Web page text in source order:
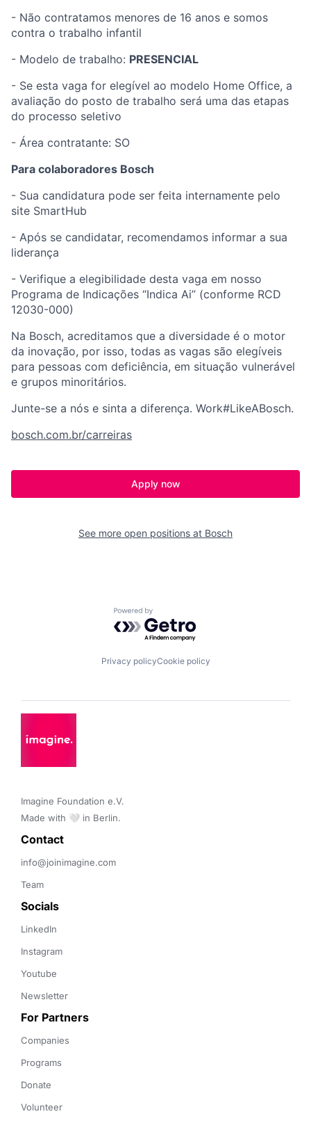
- Não contratamos menores de 16 anos e somos
contra o trabalho infantil​
- Modelo de trabalho: PRESENCIAL
- Se esta vaga for elegível ao modelo Home Office, a
avaliação do posto de trabalho será uma das etapas
do processo seletivo​
- Área contratante: SO
Para colaboradores Bosch
- Sua candidatura pode ser feita internamente pelo
site SmartHub​
- Após se candidatar, recomendamos informar a sua
liderança​
- Verifique a elegibilidade desta vaga em nosso
Programa de Indicações “Indica Ai” (conforme RCD
12030-000)​
​Na Bosch, acreditamos que a diversidade é o motor
da inovação, por isso, todas as vagas são elegíveis
para pessoas com deficiência, em situação vulnerável
e grupos minoritários.​
Junte-se a nós e sinta a diferença. Work#LikeABosch. ​
bosch.com.br/carreiras
Apply now
See more open positions at Bosch
Powered by Getro.com
Privacy policyCookie policy
Imagine Foundation e.V.
Made with 🤍 in Berlin.
Contact
info@joinimagine.com
Team
Socials
LinkedIn
Instagram
Youtube
Newsletter
For Partners
Companies
Programs
Donate
Volunteer